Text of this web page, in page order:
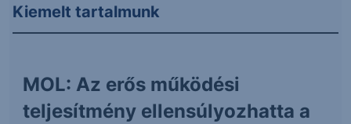
Kiemelt tartalmunk
MOL: Az erős működési
teljesítmény ellensúlyozhatta a